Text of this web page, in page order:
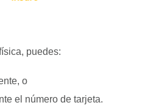
puedes:
o
el número de tarjeta.